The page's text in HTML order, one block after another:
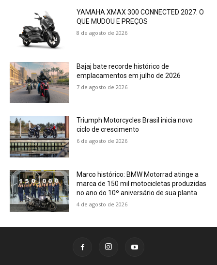
YAMAHA XMAX 300 CONNECTED 2027: O
QUE MUDOU E PREÇOS
8 de agosto de 2026
Bajaj bate recorde histórico de
emplacamentos em julho de 2026
7 de agosto de 2026
Triumph Motorcycles Brasil inicia novo
ciclo de crescimento
6 de agosto de 2026
Marco histórico: BMW Motorrad atinge a
marca de 150 mil motocicletas produzidas
no ano do 10º aniversário de sua planta
4 de agosto de 2026